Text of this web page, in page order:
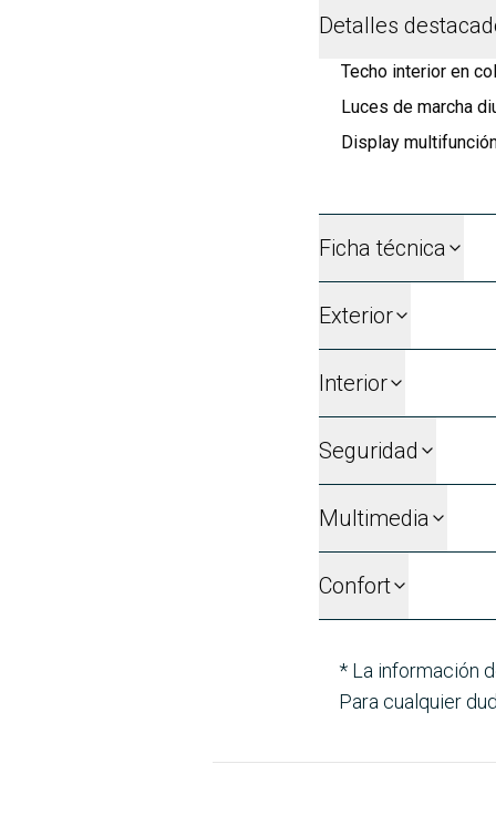
Detalles
Techo interior en
Luces de marcha
Display
Ficha técnica
Exterior
Interior
Seguridad
Multimedia
Confort
* La información
Para cualquier